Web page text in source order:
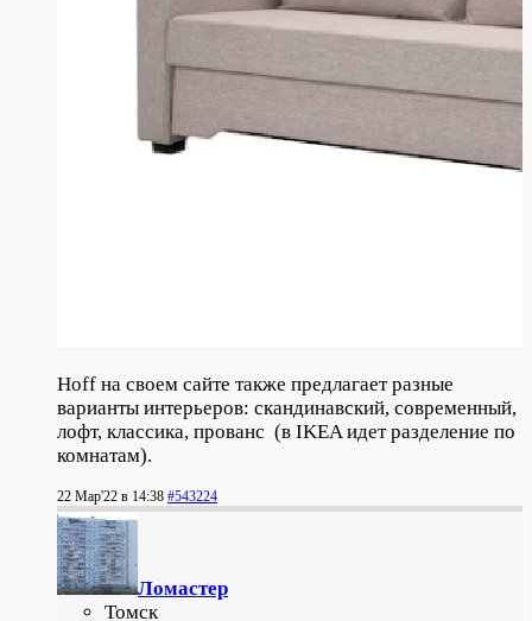
Hoff на своем сайте также предлагает разные
варианты интерьеров: скандинавский, современный,
лофт, классика, прованс (в IKEA идет разделение по
комнатам).
22 Мар'22 в 14:38 #543224
Ломастер
Томск